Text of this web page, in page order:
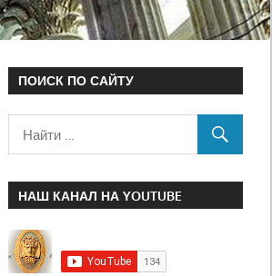
ПОИСК ПО САЙТУ
НАШ КАНАЛ НА YOUTUBE